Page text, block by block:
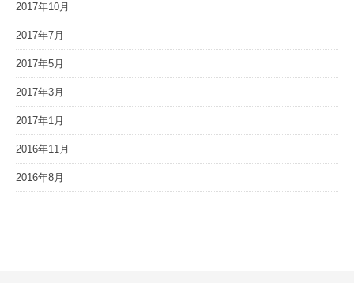
2017年10月
2017年7月
2017年5月
2017年3月
2017年1月
2016年11月
2016年8月